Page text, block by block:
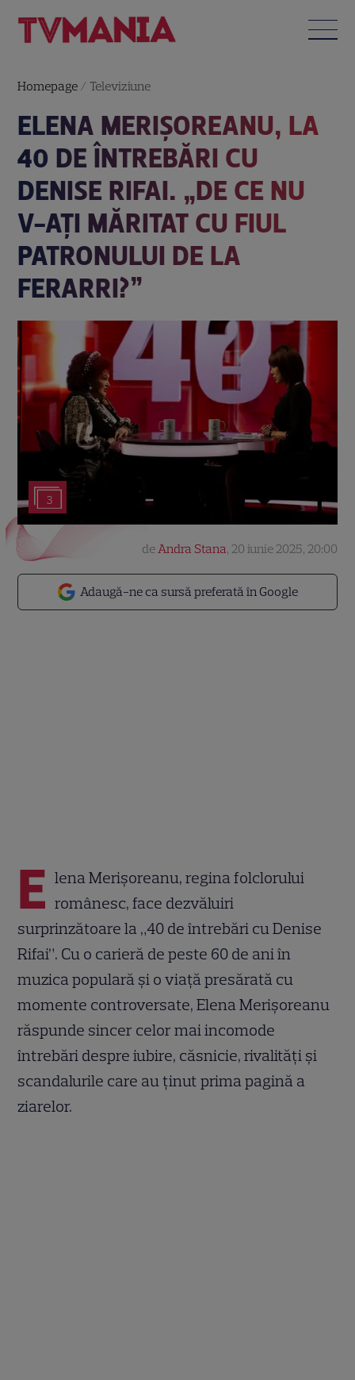
Homepage / Televiziune
ELENA MERIȘOREANU, LA
40 DE ÎNTREBĂRI CU
DENISE RIFAI. „DE CE NU
V-AȚI MĂRITAT CU FIUL
PATRONULUI DE LA
FERARRI?”
3
Adaugă-ne ca sursă preferată în Google
deAndra Stana, 20 iunie 2025, 20:00
E lena Merișoreanu, regina folclorului
românesc, face dezvăluiri
surprinzătoare la „40 de întrebări cu Denise
Rifai”. Cu o carieră de peste 60 de ani în
muzica populară și o viață presărată cu
momente controversate, Elena Merișoreanu
răspunde sincer celor mai incomode
întrebări despre iubire, căsnicie, rivalități și
scandalurile care au ținut prima pagină a
ziarelor.